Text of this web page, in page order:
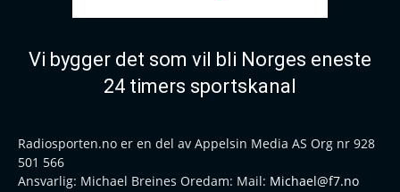
Vi bygger det som vil bli Norges eneste
24 timers sportskanal
Radiosporten.no er en del av Appelsin Media AS Org nr 928
501 566
Ansvarlig: Michael Breines Oredam: Mail: Michael@f7.no